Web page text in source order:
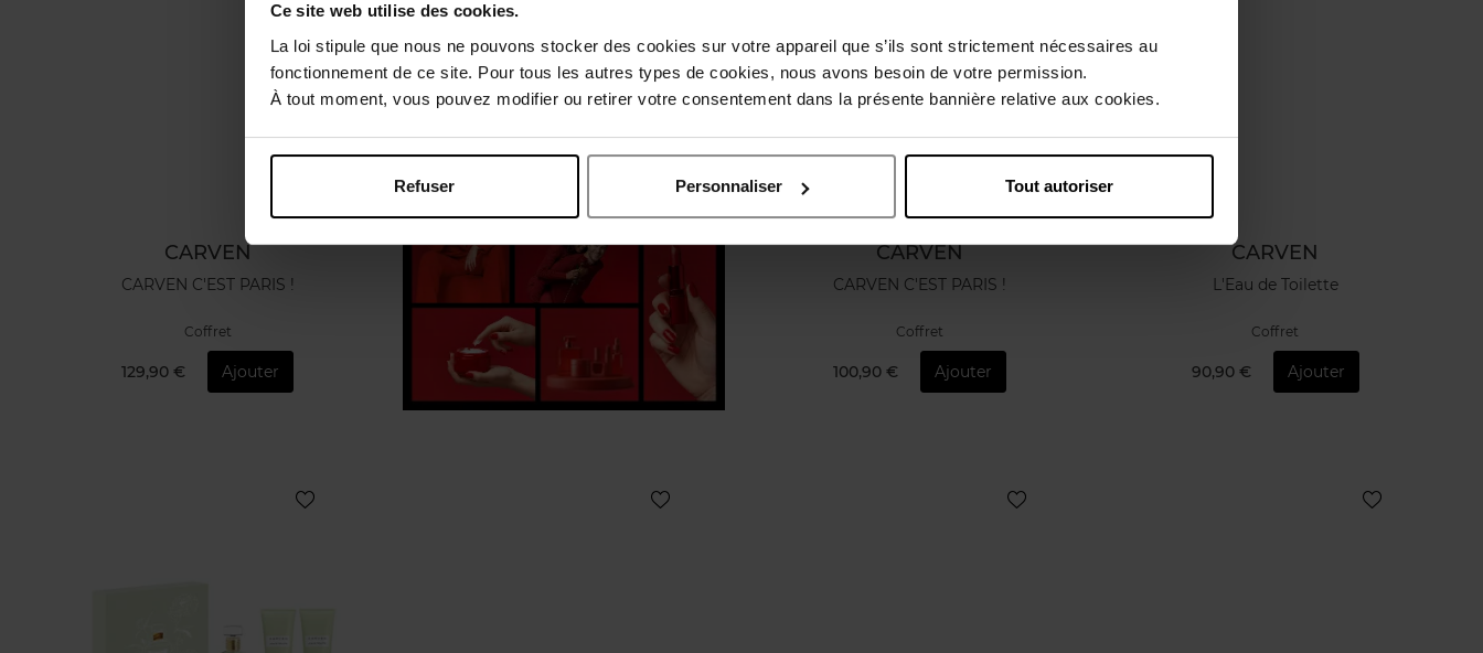
Ce site web utilise des cookies.
La loi stipule que nous ne pouvons stocker des cookies sur votre appareil que s’ils sont strictement nécessaires au
fonctionnement de ce site. Pour tous les autres types de cookies, nous avons besoin de votre permission.
À tout moment, vous pouvez modifier ou retirer votre consentement dans la présente bannière relative aux cookies.
Refuser Personnaliser Tout autoriser
CARVEN
CARVEN C'EST PARIS !
Coffret
129,90 € Ajouter
CARVEN
CARVEN C'EST PARIS !
Coffret
100,90 € Ajouter
CARVEN
L'Eau de Toilette
Coffret
90,90 € Ajouter